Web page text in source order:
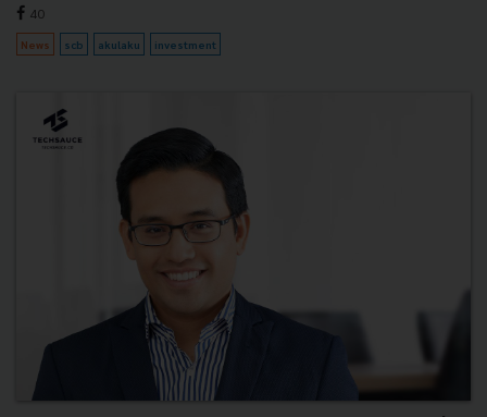
40
News scb akulaku investment